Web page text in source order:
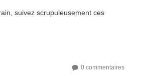
suivez scrupuleusement ces
0 commentaires